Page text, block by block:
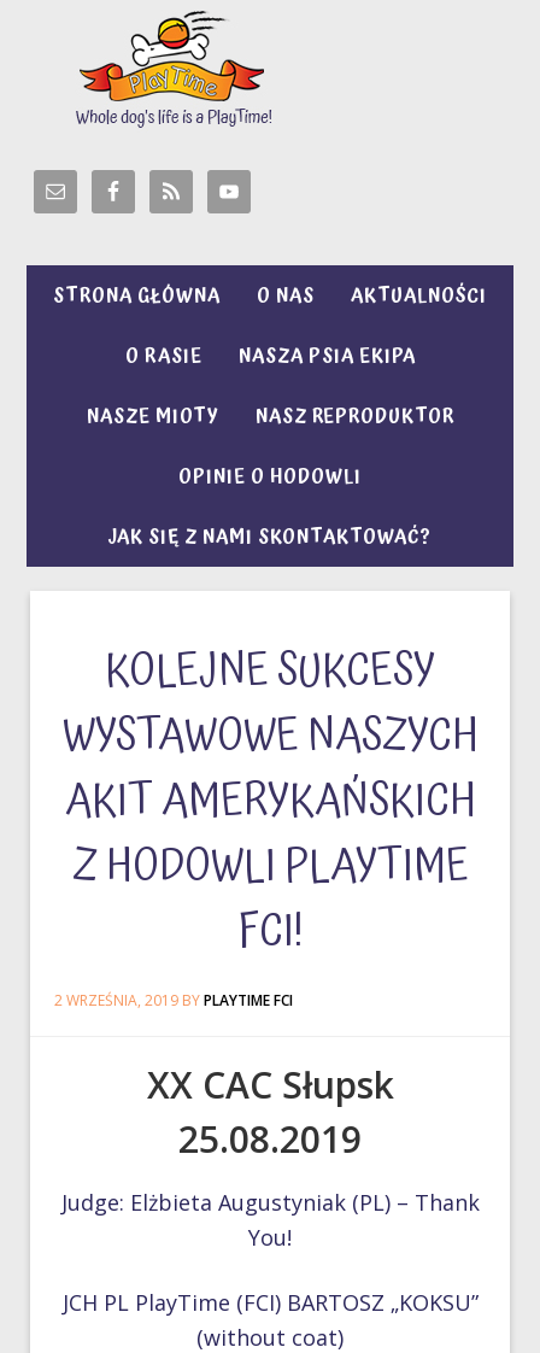
STRONA GŁÓWNA O NAS
AKTUALNOŚCI
O RASIE
NASZA PSIA EKIPA
NASZE MIOTY
NASZ REPRODUKTOR
OPINIE O HODOWLI
JAK SIĘ Z NAMI SKONTAKTOWAĆ?
KOLEJNE SUKCESY
WYSTAWOWE NASZYCH
AKIT AMERYKAŃSKICH
Z HODOWLI PLAYTIME
FCI!
2 WRZEŚNIA, 2019 BYPLAYTIME FCI
XX CAC Słupsk
25.08.2019
Judge: Elżbieta Augustyniak (PL) – Thank
You!
JCH PL PlayTime (FCI) BARTOSZ „KOKSU”
(without coat)